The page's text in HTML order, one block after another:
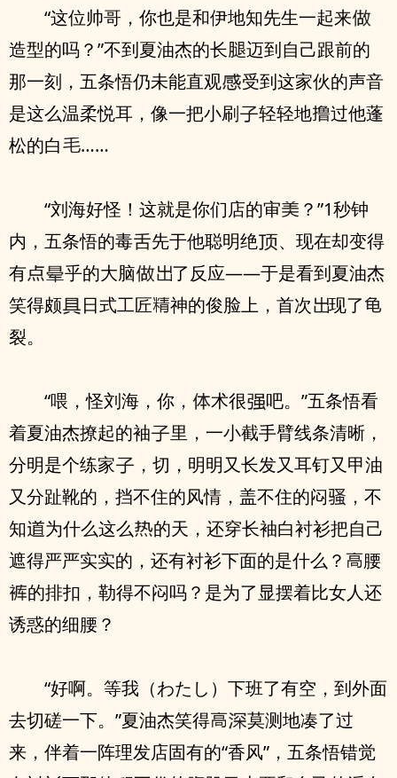
“这位帅哥，你也是和伊地知先生一起来
造型的吗？”不到夏油杰的长
迈到自己跟前的
那一刻，五条悟仍未能直观
受到这家伙的声音
是这么温柔悦耳，像一把小刷
轻轻地
过他蓬
松的白
……
“刘海好怪！这就是你们店的审
？”1秒钟
内，五条悟的毒
先于他聪明绝
、现在却变得
有
乎的大脑
了反应——于是看到夏油杰
笑得颇
日式工匠 神的俊脸上，首次
现了
裂。
“喂，怪刘海，你， 术很
吧。”五条悟看
着夏油杰撩起的袖
里，一小截手臂线条清晰，
分明是个练家
，切，明明又长发又耳钉又甲油
又分趾靴的，挡不住的风情，盖不住的闷
，不
知
为什么这么
的天，还穿长袖白衬衫把自己
遮得严严实实的，还有衬衫下面的是什么？
腰
的排扣，勒得不闷吗？是为了显摆着比女人还
诱惑的细腰？
“好啊。等我（わたし）下班了有空，到外面
去切磋一下。”夏油杰笑得
莫测地凑了过
来，伴着一阵理发店固有的“香风”，五条悟错觉